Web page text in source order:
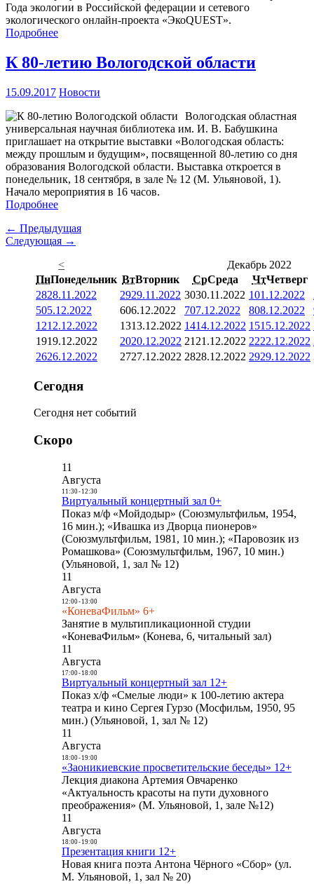
Года экологии в Российской федерации и сетевого
экологического онлайн-проекта «ЭкоQUEST».
Подробнее
К 80-летию Вологодской области
15.09.2017 Новости
Вологодская областная
универсальная научная библиотека им. И. В. Бабушкина
приглашает на открытие выставки «Вологодская область:
между прошлым и будущим», посвященной 80-летию со дня
образования Вологодской области. Выставка откроется в
понедельник, 18 сентября, в зале № 12 (М. Ульяновой, 1).
Начало мероприятия в 16 часов.
Подробнее
← Предыдущая
Следующая →
<
Декабрь 2022
ПнПонедельник ВтВторник СрСреда ЧтЧетверг
2828.11.2022 2929.11.2022 3030.11.2022 101.12.2022
505.12.2022 606.12.2022 707.12.2022 808.12.2022
1212.12.2022 1313.12.2022 1414.12.2022 1515.12.2022
1919.12.2022 2020.12.2022 21 21.12.2022 2222.12.2022
2626.12.2022 2727.12.2022 2828.12.2022 2929.12.2022
Сегодня
Сегодня нет событий
Скоро
11
Августа
11:30- 12:30
Виртуальный концертный зал 0+
Показ м/ф «Мойдодыр» (Союзмультфильм, 1954,
16 мин.); «Ивашка из Дворца пионеров»
(Союзмультфильм, 1981, 10 мин.); «Паровозик из
Ромашкова» (Союзмультфильм, 1967, 10 мин.)
(Ульяновой, 1, зал № 12)
11
Августа
12:00- 13:00
«КоневаФильм» 6+
Занятие в мультипликационной студии
«КоневаФильм» (Конева, 6, читальный зал)
11
Августа
17:00- 18:00
Виртуальный концертный зал 12+
Показ х/ф «Смелые люди» к 100-летию актера
театра и кино Сергея Гурзо (Мосфильм, 1950, 95
мин.) (Ульяновой, 1, зал № 12)
11
Августа
18:00- 19:00
«Заоникиевские просветительские беседы» 12+
Лекция диакона Артемия Овчаренко
«Актуальность красоты на пути духовного
преображения» (М. Ульяновой, 1, зале №12)
11
Августа
18:00- 19:00
Презентация книги 12+
Новая книга поэта Антона Чёрного «Сбор» (ул.
М. Ульяновой, 1, зал № 20)